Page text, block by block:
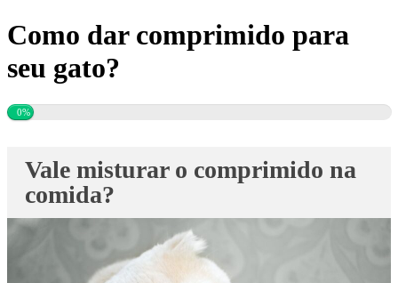
Como dar comprimido para
seu gato?
0%
Vale misturar o comprimido na
comida?